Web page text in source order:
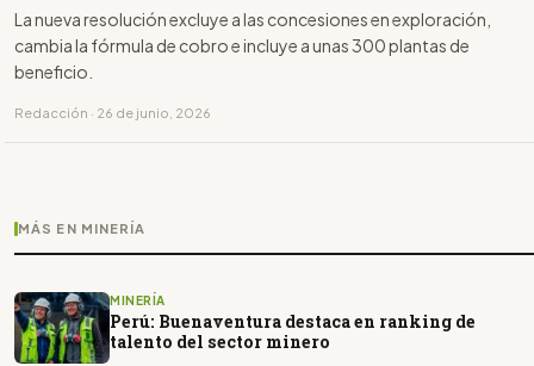
La nueva resolución excluye a las concesiones en exploración,
cambia la fórmula de cobro e incluye a unas 300 plantas de
beneficio.
Redacción · 26 de junio, 2026
MÁS EN MINERÍA
MINERÍA
Perú: Buenaventura destaca en ranking de
talento del sector minero